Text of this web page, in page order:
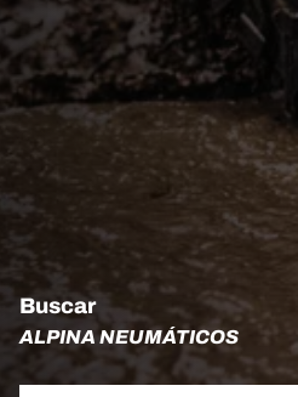
Buscar
ALPINA NEUMÁTICOS